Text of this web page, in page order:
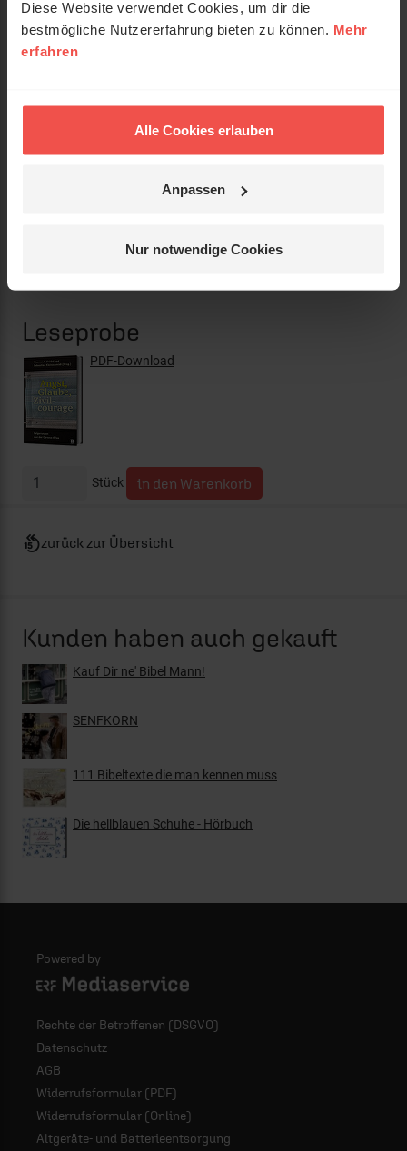
Diese Website verwendet Cookies, um dir die
bestmögliche Nutzererfahrung bieten zu können. Mehr
erfahren
Alle Cookies erlauben
Anpassen
Nur notwendige Cookies
Erscheinungsdatum: 20. Mai 2025
Mit Schutzumschlag und
Leseprobe
PDF-Download
Stück
zurück zur Übersicht
Kunden haben auch gekauft
Kauf Dir ne' Bibel Mann!
SENFKORN
111 Bibeltexte die man kennen muss
Die hellblauen Schuhe - Hörbuch
Powered by
Logo - ERF Mediaservice
Rechte der Betroffenen (DSGVO)
Datenschutz
AGB
Widerrufsformular (PDF)
Widerrufsformular (Online)
Altgeräte- und Batterieentsorgung